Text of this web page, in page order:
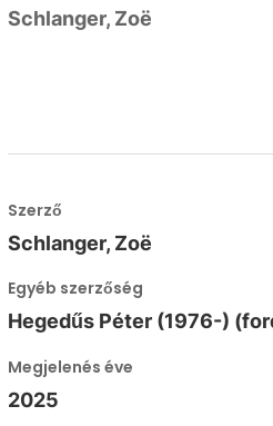
Schlanger, Zoë
Szerző
Schlanger, Zoë
Egyéb szerzőség
Hegedűs Péter (1976-)
Megjelenés éve
2025